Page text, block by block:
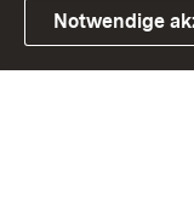
Link zum
Notwendige